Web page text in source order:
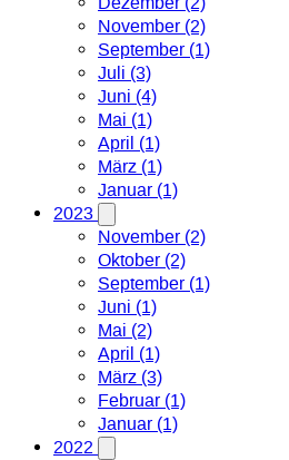
November (2)
September (1)
Juli (3)
Juni (4)
Mai (1)
April (1)
März (1)
Januar (1)
2023
November (2)
Oktober (2)
September (1)
Juni (1)
Mai (2)
April (1)
März (3)
Februar (1)
Januar (1)
2022